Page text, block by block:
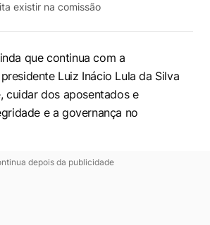
existir na comissão
que continua com a
Luiz Inácio Lula da Silva
cuidar dos aposentados e
e a governança no
depois da publicidade